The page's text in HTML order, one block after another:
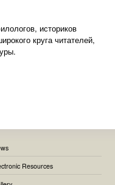
историков
круга читателей,
Resources